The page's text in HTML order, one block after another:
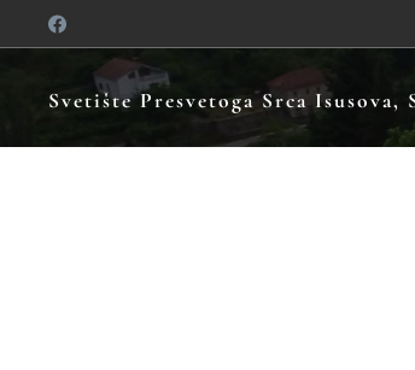
Svetište Presvetoga Srca Isusova,